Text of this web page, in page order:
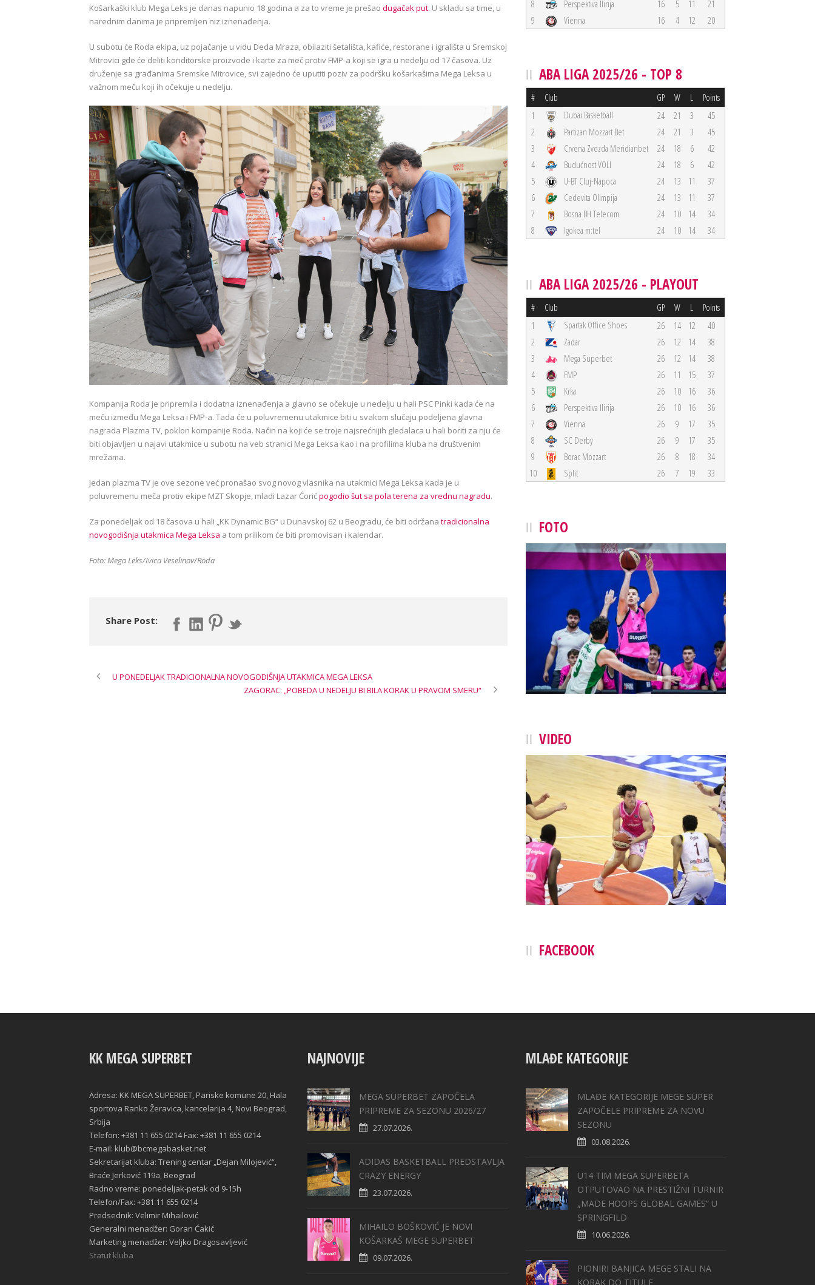
Košarkaški klub Mega Leks je danas napunio 18 godina a za to vreme je prešao dugačak put. U skladu sa time, u
narednim danima je pripremljen niz iznenađenja.
U subotu će Roda ekipa, uz pojačanje u vidu Deda Mraza, obilaziti šetališta, kafiće, restorane i igrališta u Sremskoj
Mitrovici gde će deliti konditorske proizvode i karte za meč protiv FMP-a koji se igra u nedelju od 17 časova. Uz
druženje sa građanima Sremske Mitrovice, svi zajedno će uputiti poziv za podršku košarkašima Mega Leksa u
važnom meču koji ih očekuje u nedelju.
Kompanija Roda je pripremila i dodatna iznenađenja a glavno se očekuje u nedelju u hali PSC Pinki kada će na
meču između Mega Leksa i FMP-a. Tada će u poluvremenu utakmice biti u svakom slučaju podeljena glavna
nagrada Plazma TV, poklon kompanije Roda. Način na koji će se troje najsrećnijih gledalaca u hali boriti za nju će
biti objavljen u najavi utakmice u subotu na veb stranici Mega Leksa kao i na profilima kluba na društvenim
mrežama.
Jedan plazma TV je ove sezone već pronašao svog novog vlasnika na utakmici Mega Leksa kada je u
poluvremenu meča protiv ekipe MZT Skopje, mladi Lazar Ćorićpogodio šut sa pola terena za vrednu nagradu.
Za ponedeljak od 18 časova u hali „KK Dynamic BG“ u Dunavskoj 62 u Beogradu, će biti održana tradicionalna
novogodišnja utakmica Mega Leksa a tom prilikom će biti promovisan i kalendar.
Foto: Mega Leks/Ivica Veselinov/Roda
Share Post:
U PONEDELJAK TRADICIONALNA NOVOGODIŠNJA UTAKMICA MEGA LEKSA
ZAGORAC: „POBEDA U NEDELJU BI BILA KORAK U PRAVOM SMERU“
8
Perspektiva Ilirija 16 5 11
21
9
Vienna 16 4 12 20
ABA LIGA 2025/26 - TOP 8
# Club GP W L Points
1 Dubai Basketball 24 21 3
45
2
Partizan Mozzart Bet 24 21 3
45
3
Crvena Zvezda Meridianbet 24 18 6
42
4
Budućnost VOLI 24 18 6
42
5
U-BT Cluj-Napoca 24 13 11
37
6
Cedevita Olimpija 24 13 11
37
7
Bosna BH Telecom 24 10 14
34
8
Igokea m:tel 24 10 14 34
ABA LIGA 2025/26 - PLAYOUT
# Club GP W L Points
1 Spartak Office Shoes 26 14 12
40
2
Zadar 26 12 14
38
3
Mega Superbet 26 12 14
38
4
FMP 26 11 15
37
5
Krka 26 10 16
36
6
Perspektiva Ilirija 26 10 16
36
7
Vienna 26 9 17
35
8
SC Derby 26 9 17
35
9
Borac Mozzart 26 8 18
34
10
Split 26 7 19 33
FOTO
VIDEO
FACEBOOK
KK MEGA SUPERBET
Adresa: KK MEGA SUPERBET, Pariske komune 20, Hala
sportova Ranko Žeravica, kancelarija 4, Novi Beograd,
Srbija
Telefon: +381 11 655 0214 Fax: +381 11 655 0214
E-mail: klub@bcmegabasket.net
Sekretarijat kluba: Trening centar „Dejan Milojević“,
Braće Jerković 119a, Beograd
Radno vreme: ponedeljak-petak od 9-15h
Telefon/Fax: +381 11 655 0214
Predsednik: Velimir Mihailović
Generalni menadžer: Goran Ćakić
Marketing menadžer: Veljko Dragosavljević
Statut kluba
NAJNOVIJE
MEGA SUPERBET ZAPOČELA
PRIPREME ZA SEZONU 2026/27
27.07.2026.
ADIDAS BASKETBALL PREDSTAVLJA
CRAZY ENERGY
23.07.2026.
MIHAILO BOŠKOVIĆ JE NOVI
KOŠARKAŠ MEGE SUPERBET
09.07.2026.
MLAĐE KATEGORIJE
MLAĐE KATEGORIJE MEGE SUPER
ZAPOČELE PRIPREME ZA NOVU
SEZONU
03.08.2026.
U14 TIM MEGA SUPERBETA
OTPUTOVAO NA PRESTIŽNI TURNIR
„MADE HOOPS GLOBAL GAMES“ U
SPRINGFILD
10.06.2026.
PIONIRI BANJICA MEGE STALI NA
KORAK DO TITULE